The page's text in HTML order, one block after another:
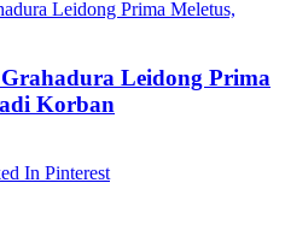
Leidong Prima
Korban
In Pinterest